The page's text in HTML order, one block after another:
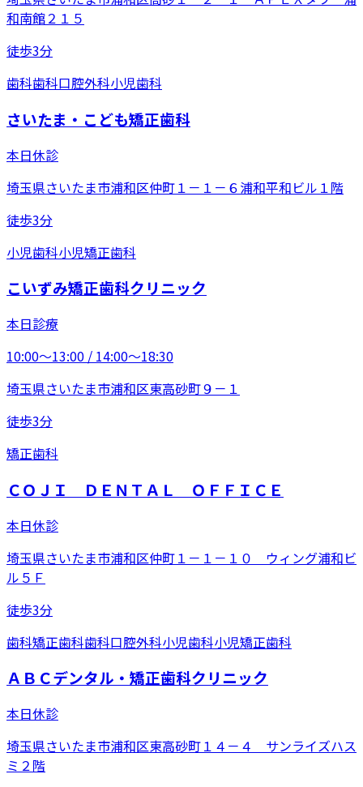
和南館２１５
徒歩3分
歯科歯科口腔外科小児歯科
さいたま・こども矯正歯科
本日休診
埼玉県さいたま市浦和区仲町１－１－６浦和平和ビル１階
徒歩3分
小児歯科小児矯正歯科
こいずみ矯正歯科クリニック
本日診療
10:00〜13:00 / 14:00〜18:30
埼玉県さいたま市浦和区東高砂町９－１
徒歩3分
矯正歯科
ＣＯＪＩ ＤＥＮＴＡＬ ＯＦＦＩＣＥ
本日休診
埼玉県さいたま市浦和区仲町１－１－１０ ウィング浦和ビ
ル５Ｆ
徒歩3分
歯科矯正歯科歯科口腔外科小児歯科小児矯正歯科
ＡＢＣデンタル・矯正歯科クリニック
本日休診
埼玉県さいたま市浦和区東高砂町１４－４ サンライズハス
ミ２階